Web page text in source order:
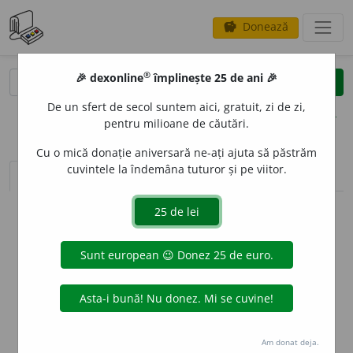
savings Donează
clear
opțiuni
sinteza definițiilor (1) definiții (6) declinări
info
Aceste definiții sunt compilate de
echipa dexonline. Definițiile
originale se află pe filadefiniții.
preferințe
🎉 dexonline® împlinește 25 de ani 🎉
De un sfert de secol suntem aici, gratuit, zi de zi,
pentru milioane de căutări.
Cu o mică donație aniversară ne-ați ajuta să păstrăm
cuvintele la îndemâna tuturor și pe viitor.
Am donat deja.